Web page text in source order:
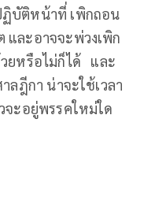
ฏิบัติหน้าที่ เพิกถอน
และอาจจะพ่วงเพิก
ยหรือไม่ก็ได้ และ
ฎีกา น่าจะใช้เวลา
จะอยู่พรรคใหม่ใด